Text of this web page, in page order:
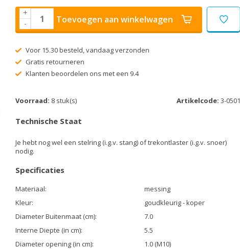
+
-
Toevoegen aan winkelwagen
Voor 15.30 besteld, vandaag verzonden
Gratis retourneren
Klanten beoordelen ons met een 9.4
Voorraad: 8 stuk(s) Artikelcode: 3-0501
Technische Staat
Je hebt nog wel een stelring (i.g.v. stang) of trekontlaster (i.g.v. snoer)
nodig.
Specificaties
Materiaal:
messing
Kleur:
goudkleurig - koper
Diameter Buitenmaat (cm):
7.0
Interne Diepte (in cm):
5.5
Diameter opening (in cm):
1.0 (M10)